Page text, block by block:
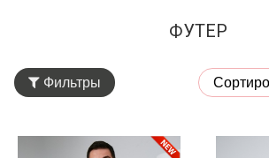
ФУТЕР
Фильтры